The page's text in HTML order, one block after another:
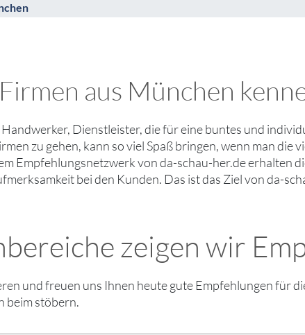
aus München
Dienstleister, die für eine buntes und
zu gehen, kann so viel Spaß bringen, wenn man die
Empfehlungsnetzwerk von da-schau-her.de erhalten
bei den Kunden. Das ist das Ziel von da-
zeigen wir
und freuen uns Ihnen heute gute Empfehlungen für
beim stöbern.